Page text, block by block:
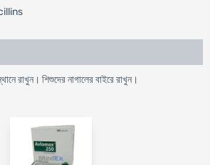
রাখুন। শিশুদের নাগালের বাইরে রাখুন।